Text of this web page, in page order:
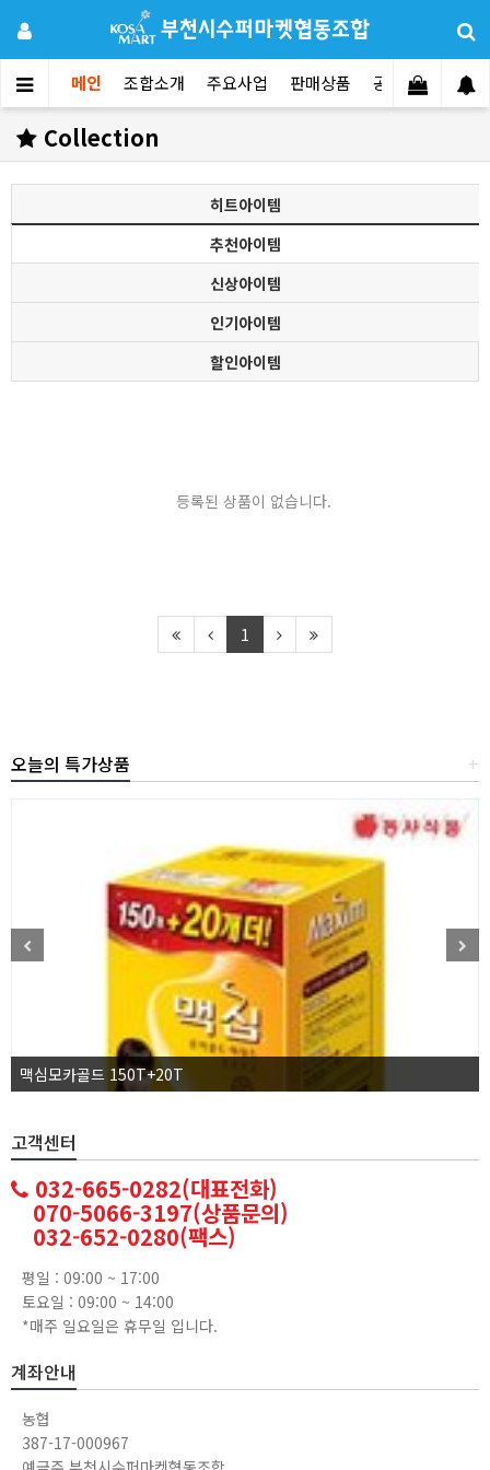
메인 조합소개 주요사업 판매상품 공지사항 문
Collection
히트아이템
추천아이템
신상아이템
인기아이템
할인아이템
등록된 상품이 없습니다.
1
+
오늘의 특가상품
맥심모카골드 150T+20T
고객센터
032-665-0282(대표전화)
070-5066-3197(상품문의)
032-652-0280(팩스)
평일 : 09:00 ~ 17:00
토요일 : 09:00 ~ 14:00
*매주 일요일은 휴무일 입니다.
계좌안내
농협
387-17-000967